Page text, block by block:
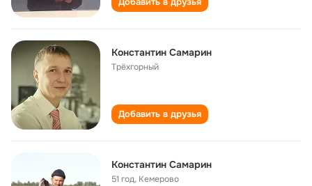
Константин Самарин
Трёхгорный
Добавить в друзья
Константин Самарин
51 год, Кемерово